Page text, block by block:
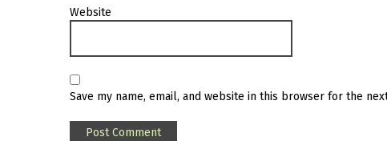
Website
Save my name, email, and website in this browser for the